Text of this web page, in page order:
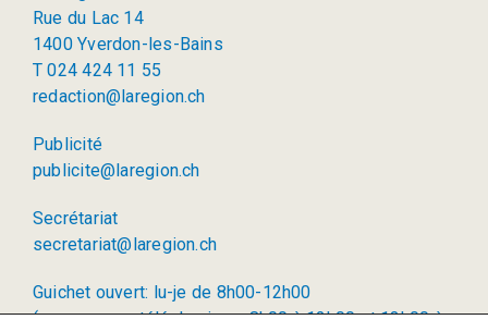
Rue du Lac 14
1400 Yverdon-les-Bains
T 024 424 11 55
redaction@laregion.ch
Publicité
publicite@laregion.ch
Secrétariat
secretariat@laregion.ch
Guichet ouvert: lu-je de 8h00-12h00
(permanence téléphonique: 8h00 à 12h00 et 13h00 à